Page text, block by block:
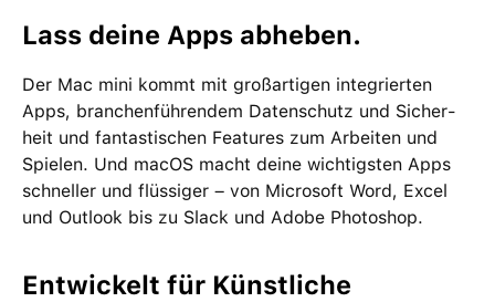
Lass deine Apps abheben.
Der Mac mini kommt mit groß­artigen inte­grierten
Apps, branchen­führendem Daten­schutz und Sicher­
heit und fan­tas­tischen Features zum Arbeiten und
Spielen. Und macOS macht deine wichtigsten Apps
schneller und flüssiger – von Microsoft Word, Excel
und Outlook bis zu Slack und Adobe Photoshop.
Entwickelt für Künstliche